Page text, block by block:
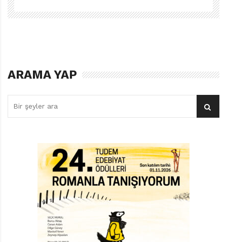
üzerinde konuşacak pek çok konu sunuyor: Farklı olanı
renklenen yazı tasarımı, kitaba sade ama etkili bir hava
katıyor. Kasabalıların ve yabancının renkleriyle ilgili
vurguluyor.
Chris Naylor-Ballesteros’un hem yazıp hem resimlediği
Bavulumdaki Kırık Fincan,
geçmiş yıllarda Pearson
etiketiyle yayımlanmıştı. Domingo tarafından yeniden
basılan kitabın çevirisi Melike Hendek’e ait. Kitabın
2020 yılında Kate Greenaway Madalyası finalistlerinden
biri olduğunu da ekleyelim.
ARAMA YAP